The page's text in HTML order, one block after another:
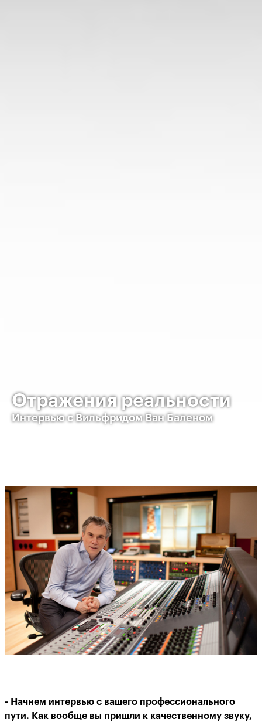
Отражения реальности
Интервью с Вильфридом Ван Баленом
- Начнем интервью с вашего профессионального
пути. Как вообще вы пришли к качественному звуку,